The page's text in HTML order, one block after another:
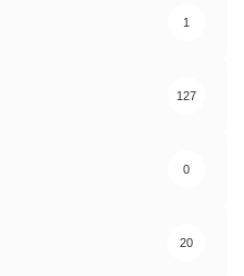
1
127
0
20